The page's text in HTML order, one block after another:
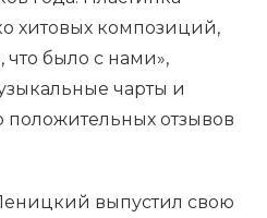
хитовых композиций,
было с нами»,
чарты и
положительных отзывов
выпустил свою